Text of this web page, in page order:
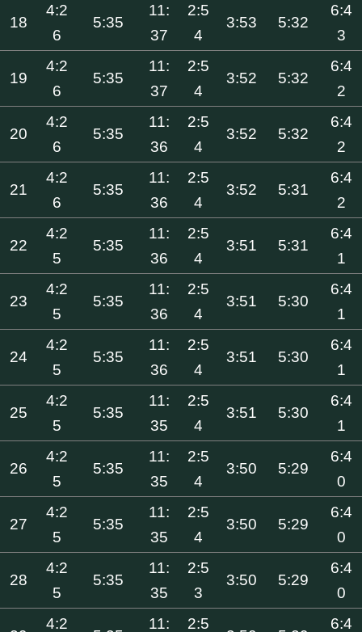
18
4:2
6
5:35
11:
37
2:5
4
3:53 5:32
6:4
3
19
4:2
6
5:35
11:
37
2:5
4
3:52 5:32
6:4
2
20
4:2
6
5:35
11:
36
2:5
4
3:52 5:32
6:4
2
21
4:2
6
5:35
11:
36
2:5
4
3:52 5:31
6:4
2
22
4:2
5
5:35
11:
36
2:5
4
3:51 5:31
6:4
1
23
4:2
5
5:35
11:
36
2:5
4
3:51 5:30
6:4
1
24
4:2
5
5:35
11:
36
2:5
4
3:51 5:30
6:4
1
25
4:2
5
5:35
11:
35
2:5
4
3:51 5:30
6:4
1
26
4:2
5
5:35
11:
35
2:5
4
3:50 5:29
6:4
0
27
4:2
5
5:35
11:
35
2:5
4
3:50 5:29
6:4
0
28
4:2
5
5:35
11:
35
2:5
3
3:50 5:29
6:4
0
4:2
11:
2:5
6:4